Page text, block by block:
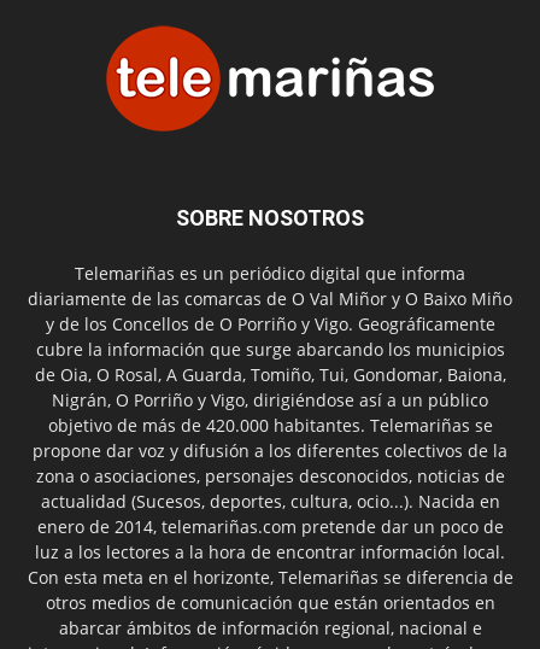
SOBRE NOSOTROS
Telemariñas es un periódico digital que informa
diariamente de las comarcas de O Val Miñor y O Baixo Miño
y de los Concellos de O Porriño y Vigo. Geográficamente
cubre la información que surge abarcando los municipios
de Oia, O Rosal, A Guarda, Tomiño, Tui, Gondomar, Baiona,
Nigrán, O Porriño y Vigo, dirigiéndose así a un público
objetivo de más de 420.000 habitantes. Telemariñas se
propone dar voz y difusión a los diferentes colectivos de la
zona o asociaciones, personajes desconocidos, noticias de
actualidad (Sucesos, deportes, cultura, ocio...). Nacida en
enero de 2014, telemariñas.com pretende dar un poco de
luz a los lectores a la hora de encontrar información local.
Con esta meta en el horizonte, Telemariñas se diferencia de
otros medios de comunicación que están orientados en
abarcar ámbitos de información regional, nacional e